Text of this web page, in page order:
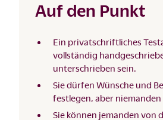
Auf den Punkt
Ein privatschriftliches
vollständig
unterschrieben sein.
Sie dürfen Wünsche und
festlegen, aber niemanden
Sie können jemanden von